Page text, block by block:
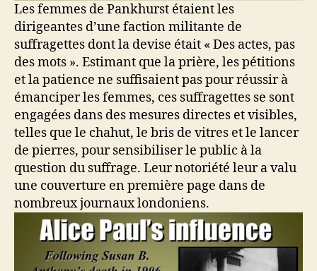
Les femmes de Pankhurst étaient les
dirigeantes d’une faction militante de
suffragettes dont la devise était « Des actes, pas
des mots ». Estimant que la prière, les pétitions
et la patience ne suffisaient pas pour réussir à
émanciper les femmes, ces suffragettes se sont
engagées dans des mesures directes et visibles,
telles que le chahut, le bris de vitres et le lancer
de pierres, pour sensibiliser le public à la
question du suffrage. Leur notoriété leur a valu
une couverture en première page dans de
nombreux journaux londoniens.